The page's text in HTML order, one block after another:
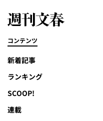
コンテンツ
新着記事
ランキング
SCOOP!
連載